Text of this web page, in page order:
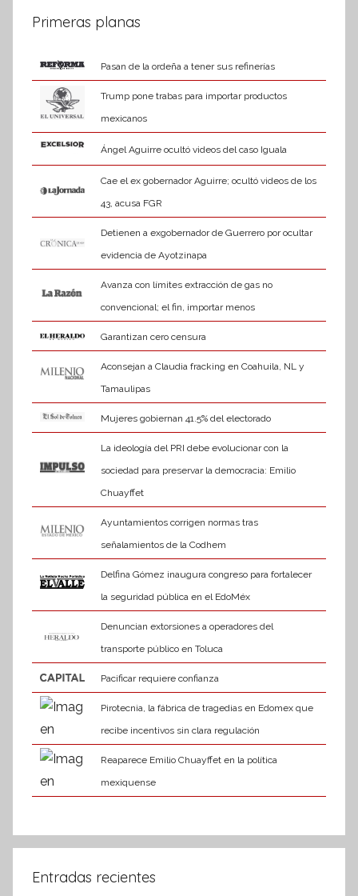
Primeras planas
Pasan de la ordeña a tener sus refinerías
Trump pone trabas para importar productos
mexicanos
Ángel Aguirre ocultó videos del caso Iguala
Cae el ex gobernador Aguirre; ocultó videos de los
43, acusa FGR
Detienen a exgobernador de Guerrero por ocultar
evidencia de Ayotzinapa
Avanza con límites extracción de gas no
convencional; el fin, importar menos
Garantizan cero censura
Aconsejan a Claudia fracking en Coahuila, NL y
Tamaulipas
Mujeres gobiernan 41.5% del electorado
La ideología del PRI debe evolucionar con la
sociedad para preservar la democracia: Emilio
Chuayffet
Ayuntamientos corrigen normas tras
señalamientos de la Codhem
Delfina Gómez inaugura congreso para fortalecer
la seguridad pública en el EdoMéx
Denuncian extorsiones a operadores del
transporte público en Toluca
Pacificar requiere confianza
Pirotecnia, la fábrica de tragedias en Edomex que
recibe incentivos sin clara regulación
Reaparece Emilio Chuayffet en la política
mexiquense
Entradas recientes